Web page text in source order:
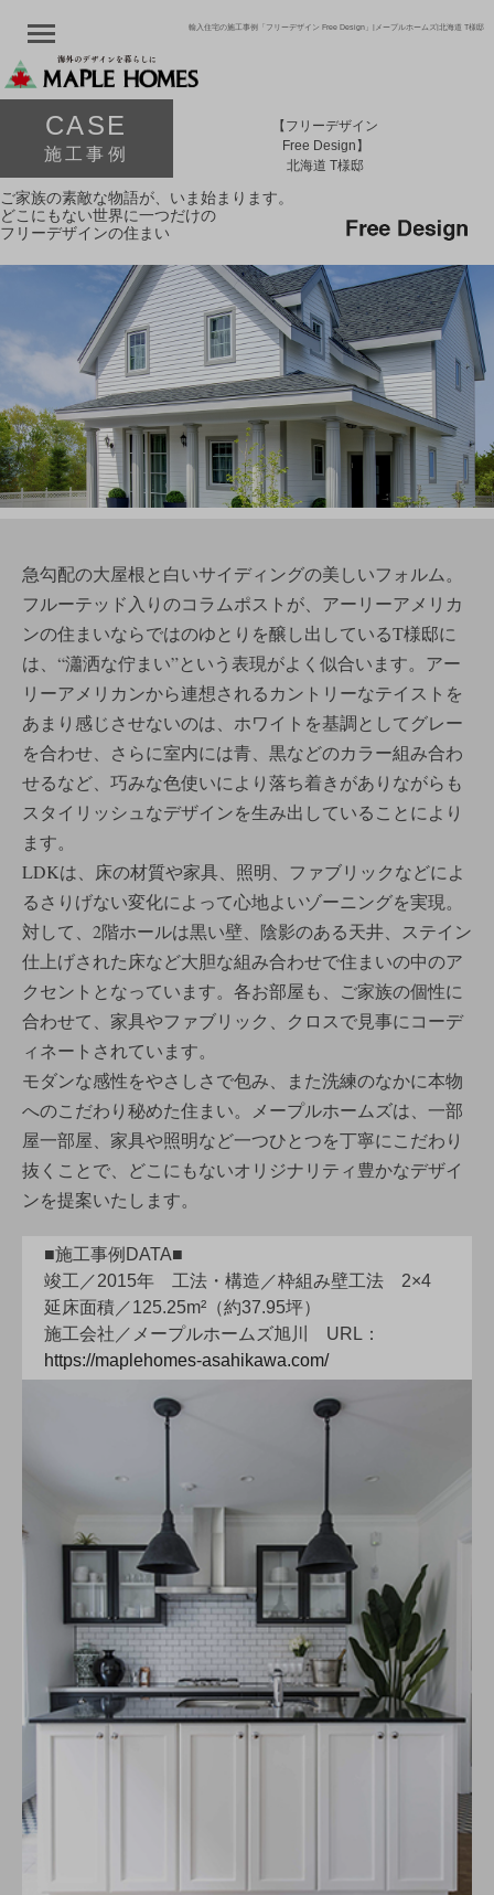
輸入住宅の施工事例「フリーデザイン Free Design」|メープルホームズ|北海道 T様邸
CASE
施工事例
【フリーデザイン
Free Design】
北海道 T様邸
ご家族の素敵な物語が、いま始まります。
どこにもない世界に一つだけの
フリーデザインの住まい
急勾配の大屋根と白いサイディングの美しいフォルム。
フルーテッド入りのコラムポストが、アーリーアメリカ
ンの住まいならではのゆとりを醸し出しているT様邸に
は、“瀟洒な佇まい”という表現がよく似合います。アー
リーアメリカンから連想されるカントリーなテイストを
あまり感じさせないのは、ホワイトを基調としてグレー
を合わせ、さらに室内には青、黒などのカラー組み合わ
せるなど、巧みな色使いにより落ち着きがありながらも
スタイリッシュなデザインを生み出していることにより
ます。
LDKは、床の材質や家具、照明、ファブリックなどによ
るさりげない変化によって心地よいゾーニングを実現。
対して、2階ホールは黒い壁、陰影のある天井、ステイン
仕上げされた床など大胆な組み合わせで住まいの中のア
クセントとなっています。各お部屋も、ご家族の個性に
合わせて、家具やファブリック、クロスで見事にコーデ
ィネートされています。
モダンな感性をやさしさで包み、また洗練のなかに本物
へのこだわり秘めた住まい。メープルホームズは、一部
屋一部屋、家具や照明など一つひとつを丁寧にこだわり
抜くことで、どこにもないオリジナリティ豊かなデザイ
ンを提案いたします。
■施工事例DATA■
竣工／2015年 工法・構造／枠組み壁工法 2×4
延床面積／125.25m²（約37.95坪）
施工会社／メープルホームズ旭川 URL：
https://maplehomes-asahikawa.com/